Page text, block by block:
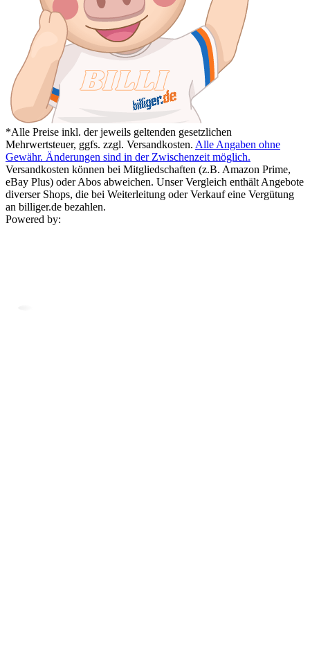
*Alle Preise inkl. der jeweils geltenden gesetzlichen
Mehrwertsteuer, ggfs. zzgl. Versandkosten. Alle Angaben ohne
Gewähr. Änderungen sind in der Zwischenzeit möglich.
Versandkosten können bei Mitgliedschaften (z.B. Amazon Prime,
eBay Plus) oder Abos abweichen. Unser Vergleich enthält Angebote
diverser Shops, die bei Weiterleitung oder Verkauf eine Vergütung
an billiger.de bezahlen.
Powered by: